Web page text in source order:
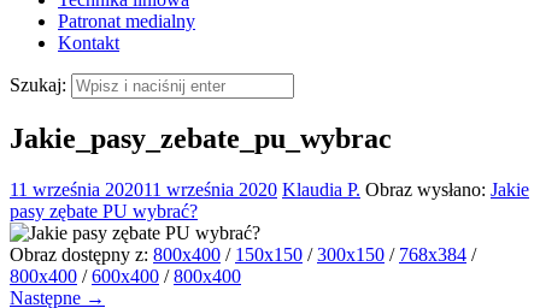
Patronat medialny
Kontakt
Szukaj:
Jakie_pasy_zebate_pu_wybrac
11 września 202011 września 2020 Klaudia P. Obraz wysłano: Jakie
pasy zębate PU wybrać?
Obraz dostępny z: 800x400 / 150x150 /300x150 / 768x384 /
800x400 /600x400 /800x400
Następne →